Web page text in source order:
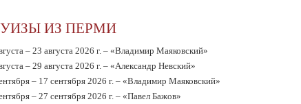
ИЗ ПЕРМИ
– 23 августа 2026 г. – «Владимир Маяковский»
– 29 августа 2026 г. – «Александр Невский»
– 17 сентября 2026 г. – «Владимир Маяковский»
– 27 сентября 2026 г. – «Павел Бажов»